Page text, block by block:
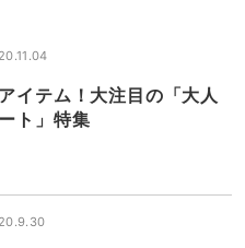
イテム！大注目の「大人
ト」特集